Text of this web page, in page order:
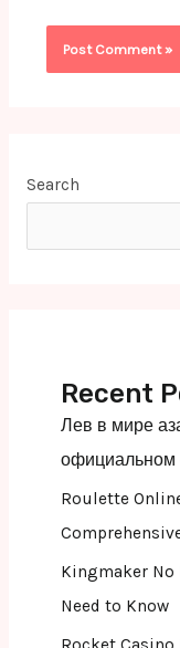
Search
Recent
Лев в мире
официальном
Roulette
Kingmaker No
Need to Know